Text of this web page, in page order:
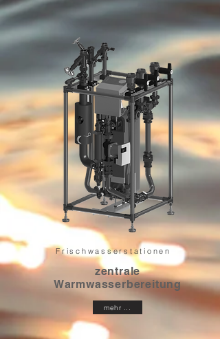
Frischwasserstationen
zentrale
Warmwasserbereitung
mehr ...